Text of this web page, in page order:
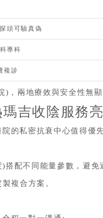
頭可驗真偽
專科
複診
)，兩地療效與安全性無
吉收陰服務
的私密抗衰中心值得優
搭配不同能量參數，避免
複合方案。